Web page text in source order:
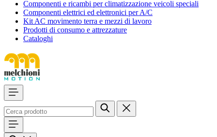
Componenti e ricambi per climatizzazione veicoli speciali
Componenti elettrici ed elettronici per A/C
Kit AC movimento terra e mezzi di lavoro
Prodotti di consumo e attrezzature
Cataloghi